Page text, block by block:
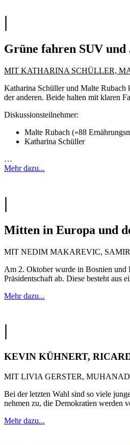
|
Grüne fahren SUV
MIT KATHARINA SCHÜLLER,
Katharina Schüller und Malte Rubach
der anderen. Beide halten mit klaren
Diskussionsteilnehmer:
Malte Rubach (»88
Katharina Schüller
…
Mehr dazu...
|
Mitten in Europa und
MIT NEDIM MAKAREVIC,
Am 2. Oktober wurde in Bosnien und
Präsidentschaft ab. Diese besteht aus
Mehr dazu...
|
KEVIN KÜHNERT,
MIT LIVIA GERSTER,
Bei der letzten Wahl sind so viele
nehmen zu, die Demokratien werden
Mehr dazu...